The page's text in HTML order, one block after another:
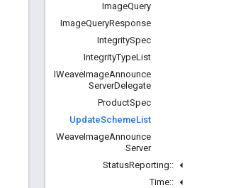
ImageQuery
ImageQueryResponse
IntegritySpec
IntegrityTypeList
IWeaveImageAnnounce
ServerDelegate
ProductSpec
UpdateSchemeList
WeaveImageAnnounce
Server
::
StatusReporting
::
Time